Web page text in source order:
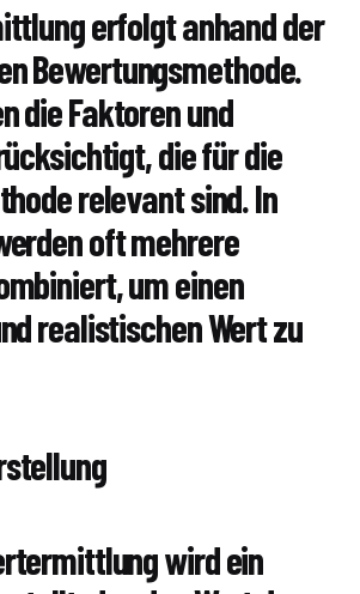
erfolgt anhand der
Bewertungsmethode.
die Faktoren und
die für die
relevant sind. In
oft mehrere
um einen
realistischen Wert zu
wird ein